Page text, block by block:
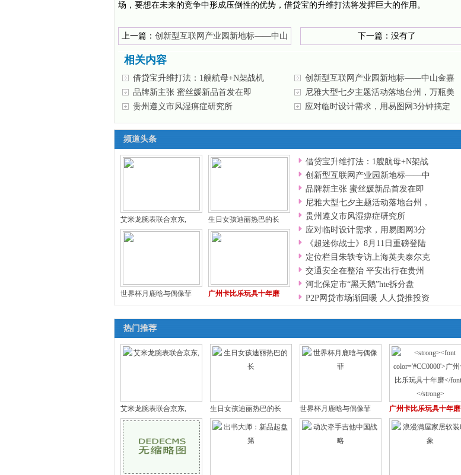
场，要想在未来的竞争中形成压倒性的优势，借贷宝的升维打法将发挥巨大的作用。
上一篇： 创新型互联网产业园新地标——中山
金嘉创新港，诚意招商中
下一篇：没有了
相关内容
借贷宝升维打法：1艘航母+N架战机
创新型互联网产业园新地标——中山金嘉
创
品牌新主张 蜜丝媛新品首发在即
尼雅大型七夕主题活动落地台州，万瓶美
酒
贵州遵义市风湿痹症研究所 应对临时设计需求，用易图网3分钟搞定
频道头条
艾米龙腕表联合京东, 生日女孩迪丽热巴的长
世界杯月鹿晗与偶像菲 广州卡比乐玩具十年磨
借贷宝升维打法：1艘航母+N架战
创新型互联网产业园新地标——中
品牌新主张 蜜丝媛新品首发在即
尼雅大型七夕主题活动落地台州，
贵州遵义市风湿痹症研究所
应对临时设计需求，用易图网3分
《超迷你战士》8月11日重磅登陆
定位栏目朱轶专访上海英夫泰尔克
交通安全在整治 平安出行在贵州
河北保定市“黑天鹅”hte拆分盘
P2P网贷市场渐回暖 人人贷推投资
热门推荐
艾米龙腕表联合京东, 生日女孩迪丽热巴的长 世界杯月鹿晗与偶像菲 广州卡比乐玩具十年磨